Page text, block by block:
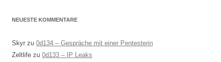
NEUESTE KOMMENTARE
Skyr zu 0d134 – Gespräche mit einer Pentesterin
Zeltlife zu 0d133 – IP Leaks